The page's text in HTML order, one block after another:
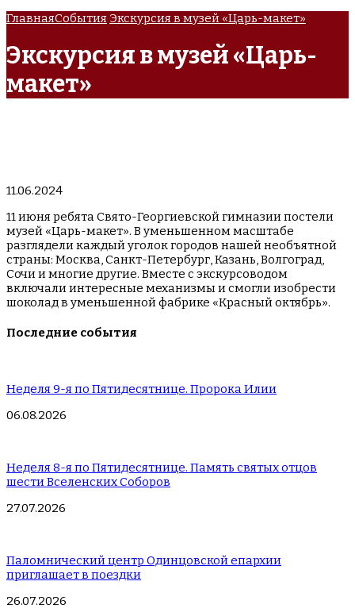
ГлавнаяСобытия Экскурсия в музей «Царь-макет»
Экскурсия в музей «Царь-
макет»
11.06.2024
11 июня ребята Свято-Георгиевской гимназии постели
музей «Царь-макет». В уменьшенном масштабе
разглядели каждый уголок городов нашей необъятной
страны: Москва, Санкт-Петербург, Казань, Волгоград,
Сочи и многие другие. Вместе с экскурсоводом
включали интересные механизмы и смогли изобрести
шоколад в уменьшенной фабрике «Красный октябрь».
Последние события
Неделя 9-я по Пятидесятнице. Пророка Илии
06.08.2026
Неделя 8-я по Пятидесятнице. Память святых отцов
шести Вселенских Соборов
27.07.2026
Паломнический центр Одинцовской епархии
приглашает в поездки
26.07.2026